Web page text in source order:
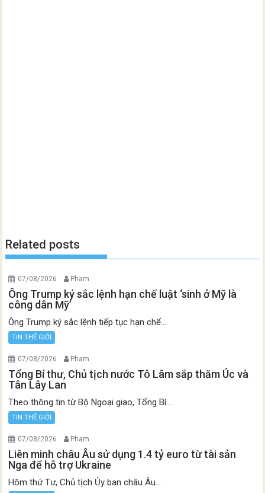
Related posts
07/08/2026 Pham
Ông Trump ký sắc lệnh hạn chế luật ‘sinh ở Mỹ là
công dân Mỹ’
Ông Trump ký sắc lệnh tiếp tục hạn chế...
TIN THẾ GIỚI
07/08/2026 Pham
Tổng Bí thư, Chủ tịch nước Tô Lâm sắp thăm Úc và
Tân Lây Lan
Theo thông tin từ Bộ Ngoại giao, Tổng Bí...
TIN THẾ GIỚI
07/08/2026 Pham
Liên minh châu Âu sử dụng 1.4 tỷ euro từ tài sản
Nga để hỗ trợ Ukraine
Hôm thứ Tư, Chủ tịch Ủy ban châu Âu...